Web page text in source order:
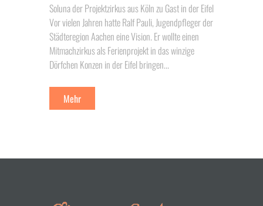
Soluna der Projektzirkus aus Köln zu Gast in der Eifel
Vor vielen Jahren hatte Ralf Pauli, Jugendpfleger der
Städteregion Aachen eine Vision. Er wollte einen
Mitmachzirkus als Ferienprojekt in das winzige
Dörfchen Konzen in der Eifel bringen...
Mehr